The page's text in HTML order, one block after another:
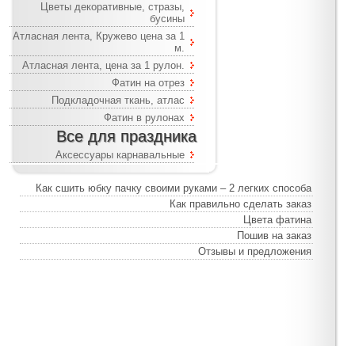
Цветы декоративные, стразы,
бусины
Атласная лента, Кружево цена за 1
м.
Атласная лента, цена за 1 рулон.
Фатин на отрез
Подкладочная ткань, атлас
Фатин в рулонах
Все для праздника
Аксессуары карнавальные
Как сшить юбку пачку своими руками – 2 легких способа
Как правильно сделать заказ
Цвета фатина
Пошив на заказ
Отзывы и предложения